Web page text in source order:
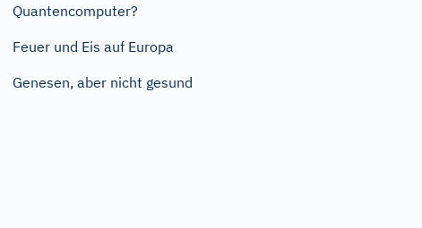
Quantencomputer?
Feuer und Eis auf Europa
Genesen, aber nicht gesund